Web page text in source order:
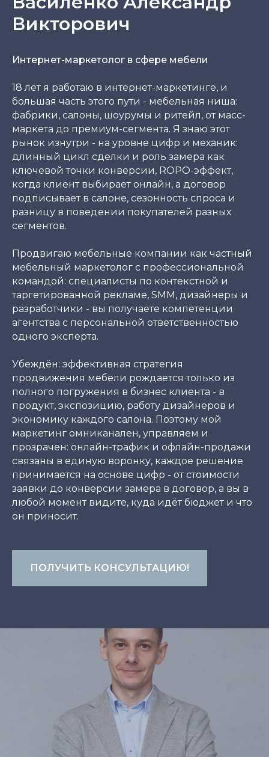
Викторович
Интернет-маркетолог в сфере мебели
18 лет я работаю в интернет-маркетинге, и
большая часть этого пути - мебельная ниша:
фабрики, салоны, шоурумы и ритейл, от масс-
маркета до премиум-сегмента. Я знаю этот
рынок изнутри - на уровне цифр и механик:
длинный цикл сделки и роль замера как
ключевой точки конверсии, ROPO-эффект,
когда клиент выбирает онлайн, а договор
подписывает в салоне, сезонность спроса и
разницу в поведении покупателей разных
сегментов.
Продвигаю мебельные компании как частный
мебельный маркетолог с профессиональной
командой: специалисты по контекстной и
таргетированной рекламе, SMM, дизайнеры и
разработчики - вы получаете компетенции
агентства с персональной ответственностью
одного эксперта.
Убеждён: эффективная стратегия
продвижения мебели рождается только из
полного погружения в бизнес клиента - в
продукт, экспозицию, работу дизайнеров и
экономику каждого салона. Поэтому мой
маркетинг омниканален, управляем и
прозрачен: онлайн-трафик и офлайн-продажи
связаны в единую воронку, каждое решение
принимается на основе цифр - от стоимости
заявки до конверсии замера в договор, а вы в
любой момент видите, куда идёт бюджет и что
он приносит.
ПОЛУЧИТЬ КОНСУЛЬТАЦИЮ!